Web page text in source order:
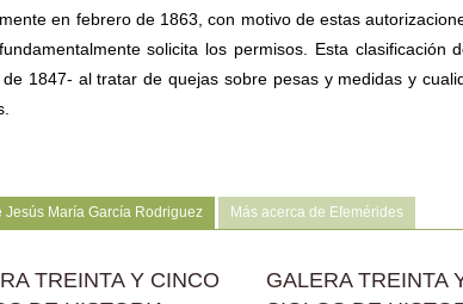
en febrero de 1863, con motivo de estas
solicita los permisos. Esta
1847- al tratar de quejas sobre pesas y medidas y
Jesús María García Rodriguez Más acerca de Efemérides
TREINTA Y CINCO
GALERA TREINTA